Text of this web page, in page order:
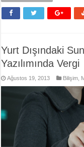
Yurt Dışındaki
Yazılımında Vergi
Ağustos 19, 2013 Bilişim